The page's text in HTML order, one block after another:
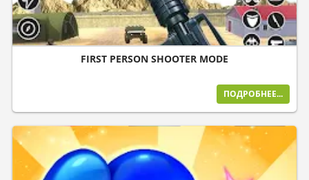
FIRST PERSON SHOOTER MODE
ПОДРОБНЕЕ...